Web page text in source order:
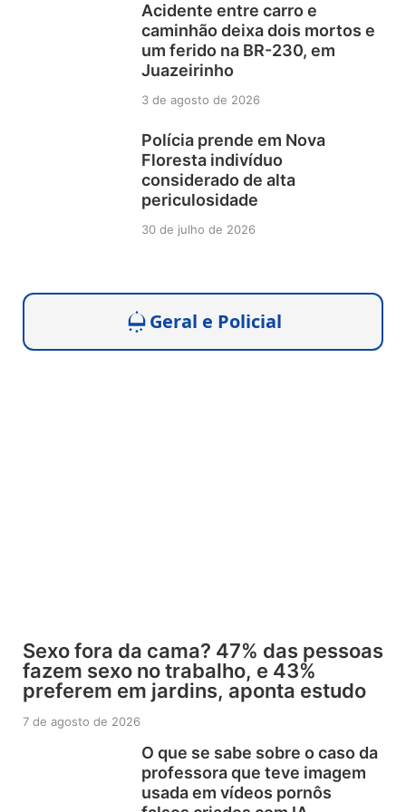
Acidente entre carro e
caminhão deixa dois mortos e
um ferido na BR-230, em
Juazeirinho
3 de agosto de 2026
Polícia prende em Nova
Floresta indivíduo
considerado de alta
periculosidade
30 de julho de 2026
Geral e Policial
Sexo fora da cama? 47% das pessoas
fazem sexo no trabalho, e 43%
preferem em jardins, aponta estudo
7 de agosto de 2026
O que se sabe sobre o caso da
professora que teve imagem
usada em vídeos pornôs